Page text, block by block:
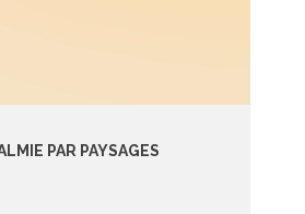
PAR PAYSAGES